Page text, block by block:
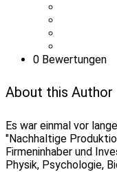
0 Bewertungen
About this Author
Es war einmal vor
"Nachhaltige
Firmeninhaber und
Physik, Psychologie,